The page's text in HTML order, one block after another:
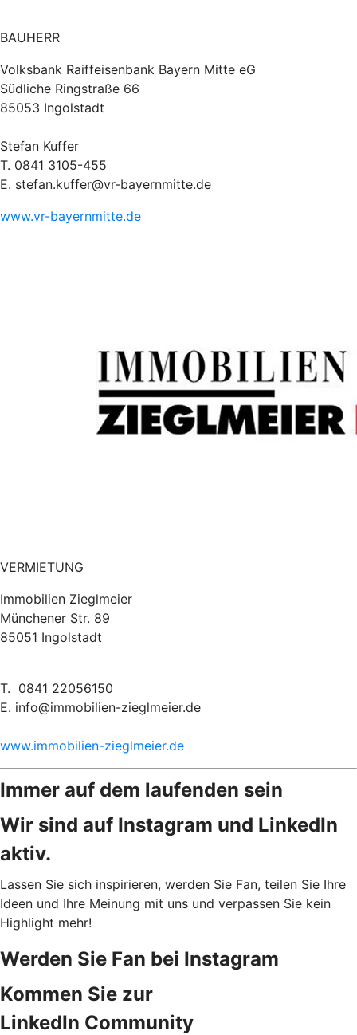
BAUHERR
Volksbank Raiffeisenbank Bayern Mitte eG
Südliche Ringstraße 66
85053 Ingolstadt
Stefan Kuffer
T. 0841 3105-455
E. stefan.kuffer@vr-bayernmitte.de
www.vr-bayernmitte.de
VERMIETUNG
Immobilien Zieglmeier
Münchener Str. 89
85051 Ingolstadt
T. 0841 22056150
E. info@immobilien-zieglmeier.de
www.immobilien-zieglmeier.de
Immer auf dem laufenden sein
Wir sind auf Instagram und LinkedIn
aktiv.
Lassen Sie sich inspirieren, werden Sie Fan, teilen Sie Ihre
Ideen und Ihre Meinung mit uns und verpassen Sie kein
Highlight mehr!
Werden Sie Fan bei Instagram
Kommen Sie zur
LinkedIn Community